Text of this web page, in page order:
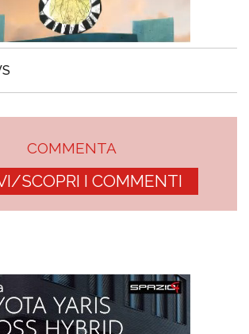
COMMENTA
SCOPRI I COMMENTI